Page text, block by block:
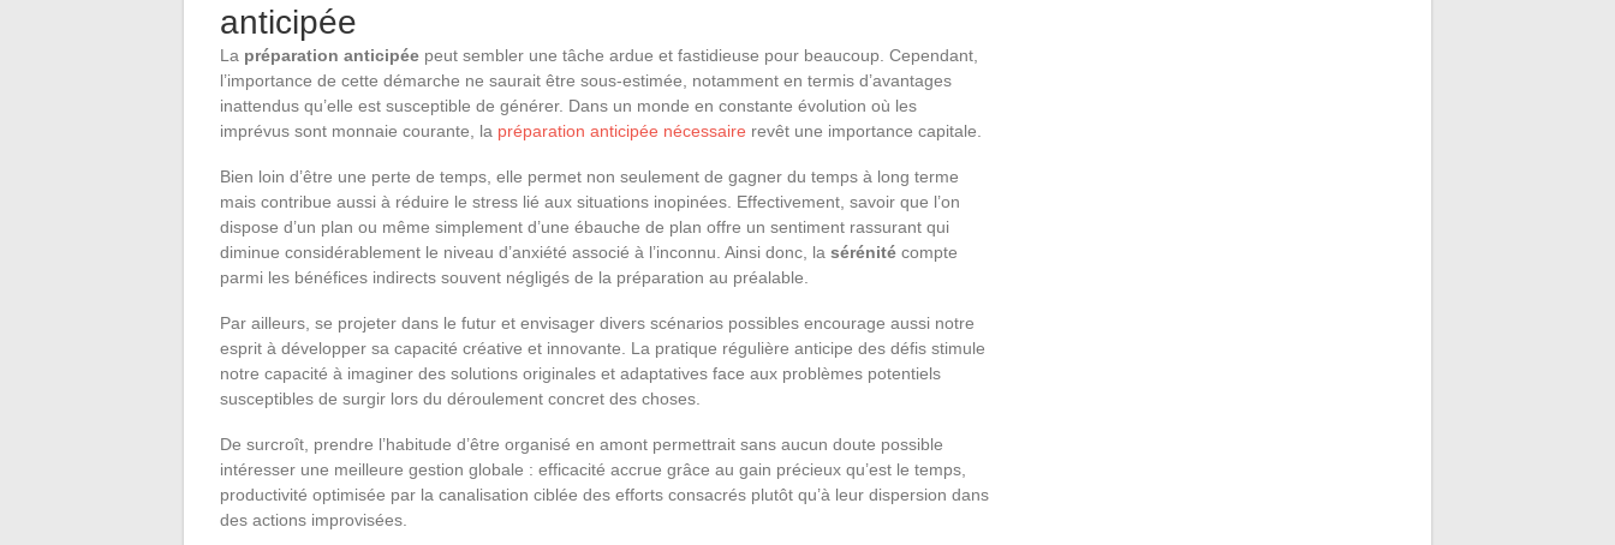
anticipée
La préparation anticipée peut sembler une tâche ardue et fastidieuse pour beaucoup. Cependant,
l’importance de cette démarche ne saurait être sous-estimée, notamment en termis d’avantages
inattendus qu’elle est susceptible de générer. Dans un monde en constante évolution où les
imprévus sont monnaie courante, la préparation anticipée nécessaire revêt une importance capitale.
Bien loin d’être une perte de temps, elle permet non seulement de gagner du temps à long terme
mais contribue aussi à réduire le stress lié aux situations inopinées. Effectivement, savoir que l’on
dispose d’un plan ou même simplement d’une ébauche de plan offre un sentiment rassurant qui
diminue considérablement le niveau d’anxiété associé à l’inconnu. Ainsi donc, la sérénité compte
parmi les bénéfices indirects souvent négligés de la préparation au préalable.
Par ailleurs, se projeter dans le futur et envisager divers scénarios possibles encourage aussi notre
esprit à développer sa capacité créative et innovante. La pratique régulière anticipe des défis stimule
notre capacité à imaginer des solutions originales et adaptatives face aux problèmes potentiels
susceptibles de surgir lors du déroulement concret des choses.
De surcroît, prendre l’habitude d’être organisé en amont permettrait sans aucun doute possible
intéresser une meilleure gestion globale : efficacité accrue grâce au gain précieux qu’est le temps,
productivité optimisée par la canalisation ciblée des efforts consacrés plutôt qu’à leur dispersion dans
des actions improvisées.